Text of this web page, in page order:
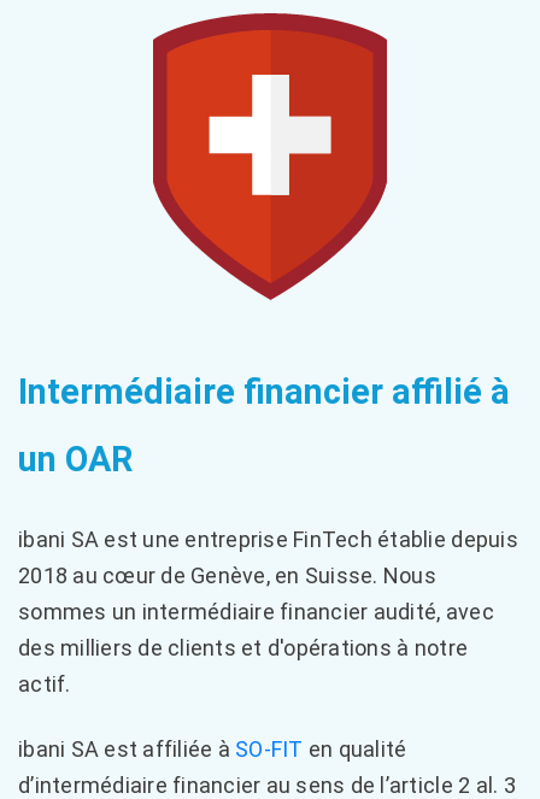
Intermédiaire financier affilié à
un OAR
ibani SA est une entreprise FinTech établie depuis
2018 au cœur de Genève, en Suisse. Nous
sommes un intermédiaire financier audité, avec
des milliers de clients et d'opérations à notre
actif.
ibani SA est affiliée à SO-FIT en qualité
d’intermédiaire financier au sens de l’article 2 al. 3